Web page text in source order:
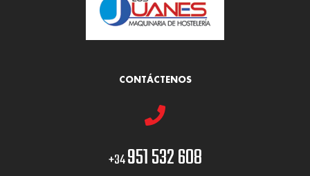
CONTÁCTENOS
+34951 532 608